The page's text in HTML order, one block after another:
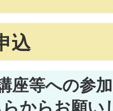
込
座等への参